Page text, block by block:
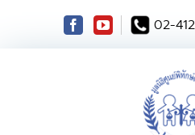
02-